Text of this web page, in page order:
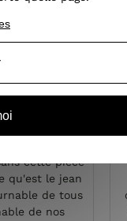
cette pièce
qu'est le jean
de tous
de nos